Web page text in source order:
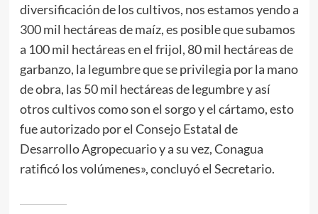
diversificación de los cultivos, nos estamos yendo a
300 mil hectáreas de maíz, es posible que subamos
a 100 mil hectáreas en el frijol, 80 mil hectáreas de
garbanzo, la legumbre que se privilegia por la mano
de obra, las 50 mil hectáreas de legumbre y así
otros cultivos como son el sorgo y el cártamo, esto
fue autorizado por el Consejo Estatal de
Desarrollo Agropecuario y a su vez, Conagua
ratificó los volúmenes», concluyó el Secretario.